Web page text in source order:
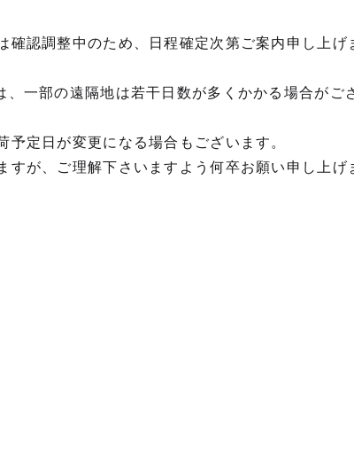
確認調整中のため、日程確定次第ご案内申し上げ
一部の遠隔地は若干日数が多くかかる場合がご
予定日が変更になる場合もございます。
すが、ご理解下さいますよう何卒お願い申し上げ